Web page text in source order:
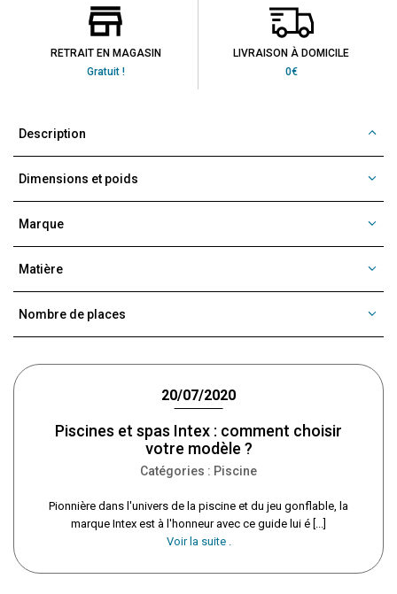
RETRAIT EN MAGASIN
Gratuit !
LIVRAISON À DOMICILE
0€
Description
Dimensions et poids
Marque
Matière
Nombre de places
20/07/2020
Piscines et spas Intex : comment choisir
votre modèle ?
Catégories : Piscine
Pionnière dans l'univers de la piscine et du jeu gonflable, la
marque Intex est à l'honneur avec ce guide lui é [...]
Voir la suite .